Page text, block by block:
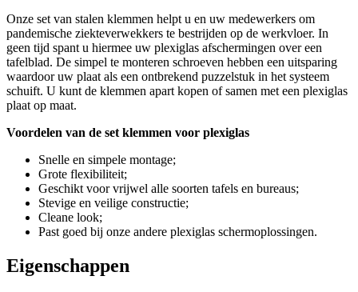
Onze set van stalen klemmen helpt u en uw medewerkers om
pandemische ziekteverwekkers te bestrijden op de werkvloer. In
geen tijd spant u hiermee uw plexiglas afschermingen over een
tafelblad. De simpel te monteren schroeven hebben een uitsparing
waardoor uw plaat als een ontbrekend puzzelstuk in het systeem
schuift. U kunt de klemmen apart kopen of samen met een plexiglas
plaat op maat.
Voordelen van de set klemmen voor plexiglas
Snelle en simpele montage;
Grote flexibiliteit;
Geschikt voor vrijwel alle soorten tafels en bureaus;
Stevige en veilige constructie;
Cleane look;
Past goed bij onze andere plexiglas schermoplossingen.
Eigenschappen